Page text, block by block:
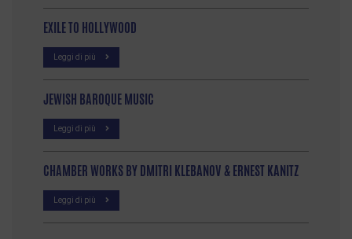
EXILE TO HOLLYWOOD
Leggi di più
JEWISH BAROQUE MUSIC
Leggi di più
CHAMBER WORKS BY DMITRI KLEBANOV & ERNEST KANITZ
Leggi di più